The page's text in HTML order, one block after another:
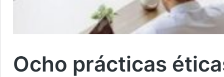
Ocho prácticas